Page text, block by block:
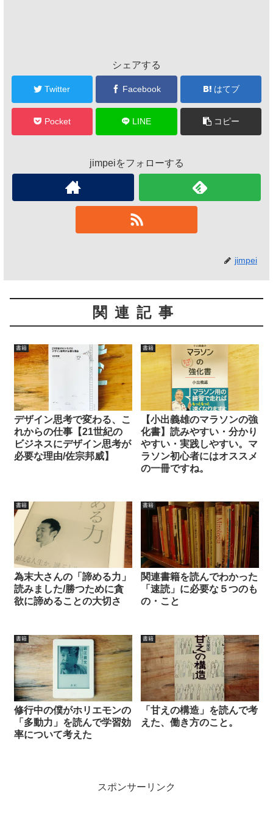
シェアする
Twitter Facebook はてブ
Pocket LINE コピー
jimpeiをフォローする
jimpei
関連記事
書籍
デザイン思考で変わる、こ
れからの仕事【21世紀の
ビジネスにデザイン思考が
必要な理由/佐宗邦威】
書籍
【小出義雄のマラソンの強
化書】読みやすい・分かり
やすい・実践しやすい。マ
ラソン初心者にはオススメ
の一冊ですね。
書籍
為末大さんの「諦める力」
読みました/勝つために貪
欲に諦めることの大切さ
書籍
関連書籍を読んでわかった
「速読」に必要な５つのも
の・こと
書籍
修行中の僕がホリエモンの
「多動力」を読んで学習効
率について考えた
書籍
「甘えの構造」を読んで考
えた、働き方のこと。
スポンサーリンク